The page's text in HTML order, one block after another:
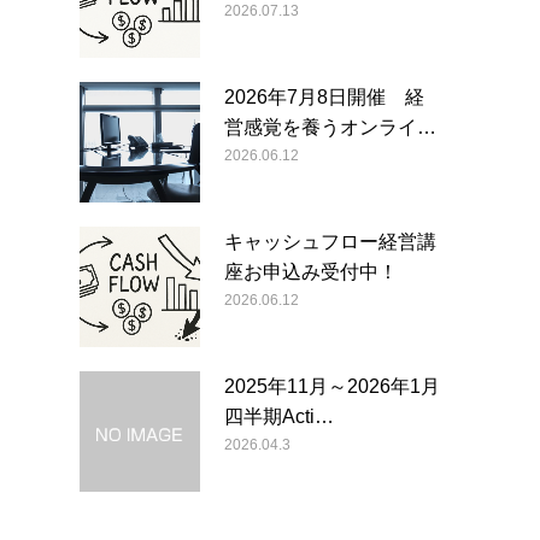
2026.07.13
2026年7月8日開催 経
営感覚を養うオンライ…
2026.06.12
キャッシュフロー経営講
座お申込み受付中！
2026.06.12
2025年11月～2026年1月
四半期Acti…
2026.04.3